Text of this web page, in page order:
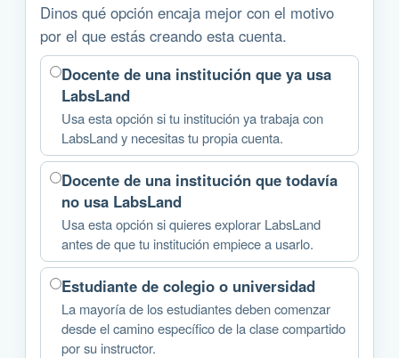
Dinos qué opción encaja mejor con el motivo
por el que estás creando esta cuenta.
Docente de una institución que ya usa
LabsLand
Usa esta opción si tu institución ya trabaja con
LabsLand y necesitas tu propia cuenta.
Docente de una institución que todavía
no usa LabsLand
Usa esta opción si quieres explorar LabsLand
antes de que tu institución empiece a usarlo.
Estudiante de colegio o universidad
La mayoría de los estudiantes deben comenzar
desde el camino específico de la clase compartido
por su instructor.